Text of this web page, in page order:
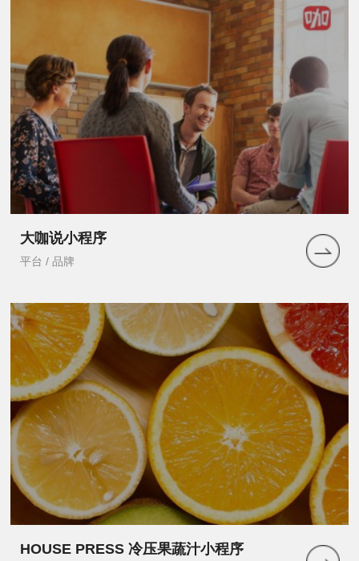
大咖说小程序
平台 / 品牌
HOUSE PRESS 冷压果蔬汁小程序